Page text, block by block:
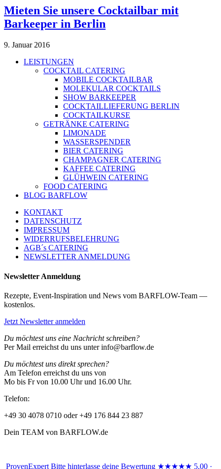
Mieten Sie unsere Cocktailbar mit
Barkeeper in Berlin
9. Januar 2016
LEISTUNGEN
COCKTAIL CATERING
MOBILE COCKTAILBAR
MOLEKULAR COCKTAILS
SHOW BARKEEPER
COCKTAILLIEFERUNG BERLIN
COCKTAILKURSE
GETRÄNKE CATERING
LIMONADE
WASSERSPENDER
BIER CATERING
CHAMPAGNER CATERING
KAFFEE CATERING
GLÜHWEIN CATERING
FOOD CATERING
BLOG BARFLOW
KONTAKT
DATENSCHUTZ
IMPRESSUM
WIDERRUFSBELEHRUNG
AGB´s CATERING
NEWSLETTER ANMELDUNG
Newsletter Anmeldung
Rezepte, Event-Inspiration und News vom BARFLOW-Team —
kostenlos.
Jetzt Newsletter anmelden
Du möchtest uns eine Nachricht schreiben?
Per Mail erreichst du uns unter info@barflow.de
Du möchtest uns direkt sprechen?
Am Telefon erreichst du uns von
Mo bis Fr von 10.00 Uhr und 16.00 Uhr.
Telefon:
+49 30 4078 0710 oder +49 176 844 23 887
Dein TEAM von BARFLOW.de
ProvenExpert Bitte hinterlasse deine Bewertung ★★★★★ 5,00 ·